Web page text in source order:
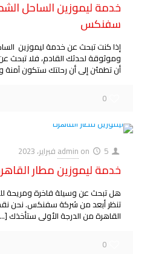
خدمة ليموزين الساحل
سفنكس
إذا كنت تبحث عن خدمة ليموزين
وموثوقة لحدثك القادم، فلا
أن تطمئن إلى أن رحلتك ستكون آمنة
0
admin on 5 فبراير، 2023
خدمة ليموزين مطار
هل تبحث عن وسيلة فاخرة ومريحة
تنظر أبعد من شركة سفنكس. نحن
القاهرة من الدرجة الأولى ستأخذك
0